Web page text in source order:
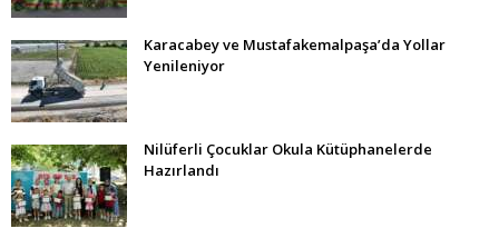
Karacabey ve Mustafakemalpaşa’da Yollar
Yenileniyor
Nilüferli Çocuklar Okula Kütüphanelerde
Hazırlandı